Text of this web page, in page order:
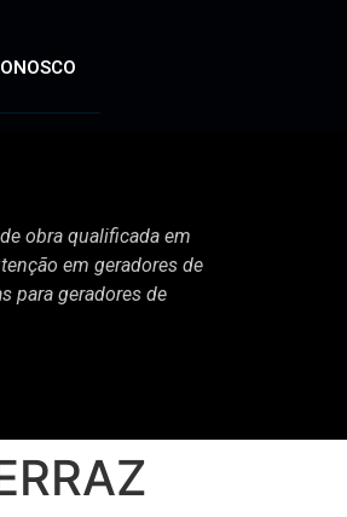
obra qualificada em
em geradores de
para geradores de